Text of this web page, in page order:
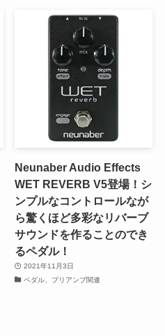
Neunaber Audio Effects
WET REVERB V5登場！シ
ンプルなコントロールなが
ら驚くほど多彩なリバーブ
サウンドを作ることのでき
るペダル！
2021年11月3日
ペダル、プリアンプ関連